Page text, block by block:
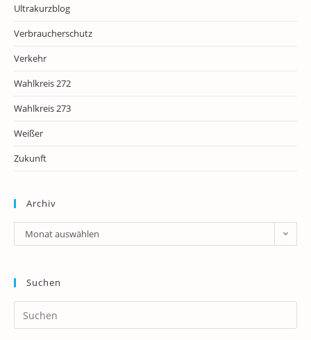
Ultrakurzblog
Verbraucherschutz
Verkehr
Wahlkreis 272
Wahlkreis 273
Weißer
Zukunft
Archiv
Archiv
Monat auswählen
Suchen